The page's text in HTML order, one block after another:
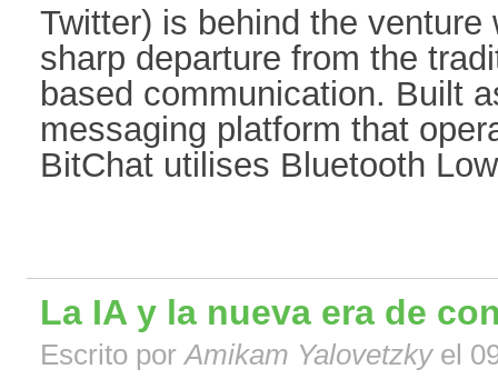
Twitter) is behind the venture
sharp departure from the
based communication. Built
messaging platform that
BitChat utilises Bluetooth
La IA y la nueva era de
Escrito porAmikam Yalovetzkyel